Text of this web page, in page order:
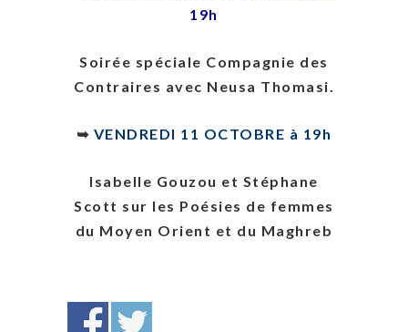
19h
Soirée spéciale Compagnie des
Contraires avec Neusa Thomasi.
➥ VENDREDI 11 OCTOBRE à 19h
Isabelle Gouzou et Stéphane
Scott sur les Poésies de femmes
du Moyen Orient et du Maghreb